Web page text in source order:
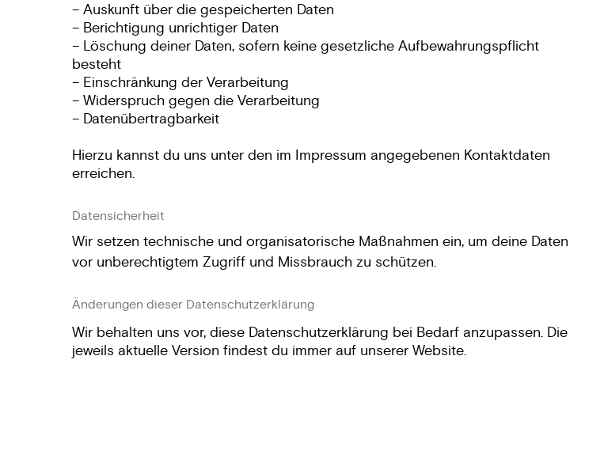
– Auskunft über die gespeicherten Daten
– Berichtigung unrichtiger Daten
– Löschung deiner Daten, sofern keine gesetzliche Aufbewahrungspflicht
besteht
– Einschränkung der Verarbeitung
– Widerspruch gegen die Verarbeitung
– Datenübertragbarkeit
Hierzu kannst du uns unter den im Impressum angegebenen Kontaktdaten
erreichen.
Datensicherheit
Wir setzen technische und organisatorische Maßnahmen ein, um deine Daten
vor unberechtigtem Zugriff und Missbrauch zu schützen.
Änderungen dieser Datenschutzerklärung
Wir behalten uns vor, diese Datenschutzerklärung bei Bedarf anzupassen. Die
jeweils aktuelle Version findest du immer auf unserer Website.